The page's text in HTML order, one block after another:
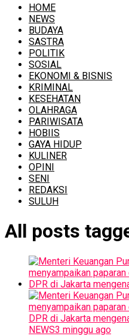
HOME
NEWS
BUDAYA
SASTRA
POLITIK
SOSIAL
EKONOMI & BISNIS
KRIMINAL
KESEHATAN
OLAHRAGA
PARIWISATA
HOBIIS
GAYA HIDUP
KULINER
OPINI
SENI
REDAKSI
SULUH
All posts
NEWS3 minggu ago